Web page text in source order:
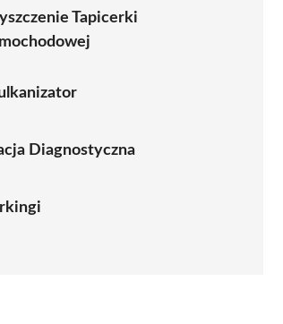
Tapicerki
Diagnostyczna